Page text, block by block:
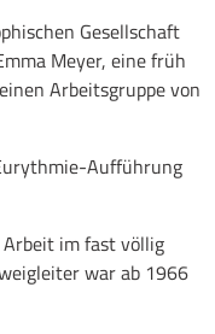
Gesellschaft
Meyer, eine früh
Arbeitsgruppe von
Aufführung
im fast völlig
war ab 1966